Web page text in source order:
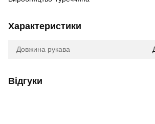
Характеристики
Довжина рукава
Відгуки